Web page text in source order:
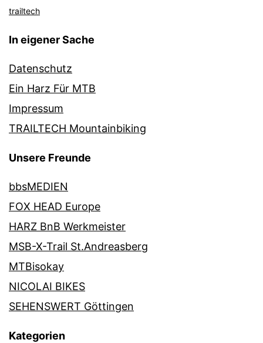
trailtech
In eigener Sache
Datenschutz
Ein Harz Für MTB
Impressum
TRAILTECH Mountainbiking
Unsere Freunde
bbsMEDIEN
FOX HEAD Europe
HARZ BnB Werkmeister
MSB-X-Trail St.Andreasberg
MTBisokay
NICOLAI BIKES
SEHENSWERT Göttingen
Kategorien